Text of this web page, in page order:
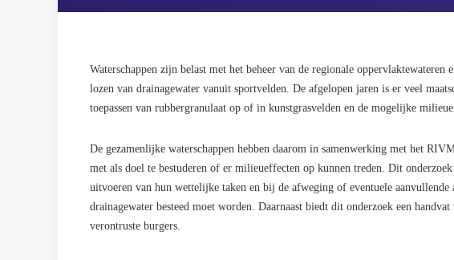
Waterschappen zijn belast met het beheer van de regionale oppervlaktewateren
lozen van drainagewater vanuit sportvelden. De afgelopen jaren is er veel
toepassen van rubbergranulaat op of in kunstgrasvelden en de mogelijke
De gezamenlijke waterschappen hebben daarom in samenwerking met het
met als doel te bestuderen of er milieueffecten op kunnen treden. Dit
uitvoeren van hun wettelijke taken en bij de afweging of eventuele aanvullende
drainagewater besteed moet worden. Daarnaast biedt dit onderzoek een
verontruste burgers.